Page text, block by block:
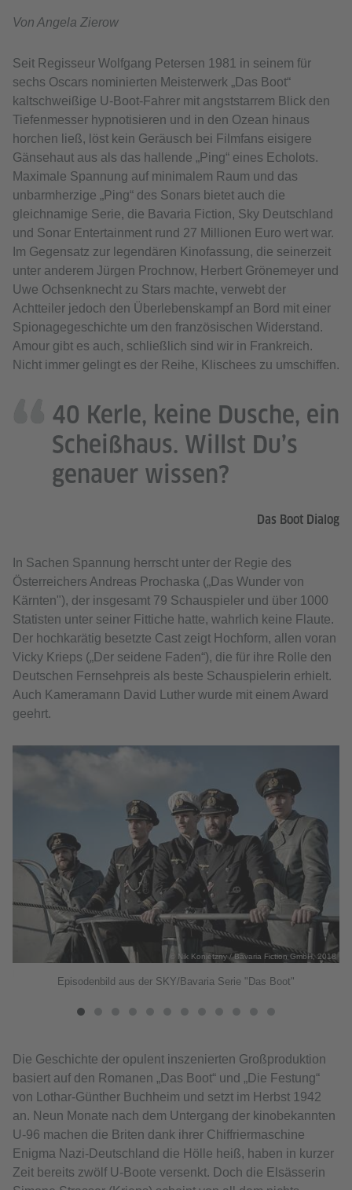
Von Angela Zierow
Seit Regisseur Wolfgang Petersen 1981 in seinem für
sechs Oscars nominierten Meisterwerk „Das Boot“
kaltschweißige U-Boot-Fahrer mit angststarrem Blick den
Tiefenmesser hypnotisieren und in den Ozean hinaus
horchen ließ, löst kein Geräusch bei Filmfans eisigere
Gänsehaut aus als das hallende „Ping“ eines Echolots.
Maximale Spannung auf minimalem Raum und das
unbarmherzige „Ping“ des Sonars bietet auch die
gleichnamige Serie, die Bavaria Fiction, Sky Deutschland
und Sonar Entertainment rund 27 Millionen Euro wert war.
Im Gegensatz zur legendären Kinofassung, die seinerzeit
unter anderem Jürgen Prochnow, Herbert Grönemeyer und
Uwe Ochsenknecht zu Stars machte, verwebt der
Achtteiler jedoch den Überlebenskampf an Bord mit einer
Spionagegeschichte um den französischen Widerstand.
Amour gibt es auch, schließlich sind wir in Frankreich.
Nicht immer gelingt es der Reihe, Klischees zu umschiffen.
40 Kerle, keine Dusche, ein
Scheißhaus. Willst Du’s
genauer wissen?
Das Boot Dialog
In Sachen Spannung herrscht unter der Regie des
Österreichers Andreas Prochaska („Das Wunder von
Kärnten"), der insgesamt 79 Schauspieler und über 1000
Statisten unter seiner Fittiche hatte, wahrlich keine Flaute.
Der hochkarätig besetzte Cast zeigt Hochform, allen voran
Vicky Krieps („Der seidene Faden“), die für ihre Rolle den
Deutschen Fernsehpreis als beste Schauspielerin erhielt.
Auch Kameramann David Luther wurde mit einem Award
geehrt.
© Nik Konietzny / Bavaria Fiction GmbH, 2018
Episodenbild aus der SKY/Bavaria Serie "Das Boot"
Die Geschichte der opulent inszenierten Großproduktion
basiert auf den Romanen „Das Boot“ und „Die Festung“
von Lothar-Günther Buchheim und setzt im Herbst 1942
an. Neun Monate nach dem Untergang der kinobekannten
U-96 machen die Briten dank ihrer Chiffriermaschine
Enigma Nazi-Deutschland die Hölle heiß, haben in kurzer
Zeit bereits zwölf U-Boote versenkt. Doch die Elsässerin